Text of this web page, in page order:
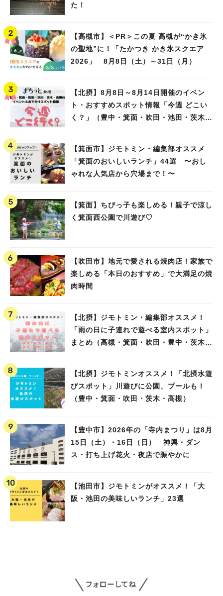
た！
【高槻市】＜PR＞この夏 高槻が“かき氷
の聖地”に！「たかつき かき氷スクエア
2026」 8月8日（土）～31日（月）
【北摂】8月8日～8月14日開催のイベン
ト・おすすめスポット情報「今週 どこい
く？」（豊中・箕面・吹田・池田・茨木・
【箕面市】ジモトミン・編集部オススメ
「箕面のおいしいランチ」44選 〜おし
ゃれな人気店から穴場まで！〜
【箕面】ちびっ子も楽しめる！親子で涼し
く箕面西公園で川遊び♡
【吹田市】地元で愛される焼肉店！家族で
楽しめる「本日のおすすめ」で大満足の焼
肉時間
【北摂】ジモトミン・編集部オススメ！
「雨の日に子連れで遊べる室内スポット」
まとめ（高槻・箕面・吹田・豊中・茨木・
【北摂】ジモトミンオススメ！「北摂水遊
びスポット」川遊びに公園、プールも！
（豊中・箕面・吹田・茨木・高槻）
【豊中市】2026年の「寺内まつり」は8月
15日（土）・16日（日） 神輿・ダン
ス・打ち上げ花火・夜店で賑やかに
【池田市】ジモトミンがオススメ！「大
阪・池田の美味しいランチ」23選